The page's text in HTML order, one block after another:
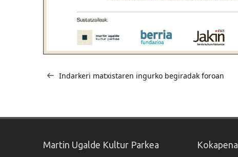
zehar
Indarkeri matxistaren ingurko begiradak foroan
Martin Ugalde Kultur Parkea Kokapena